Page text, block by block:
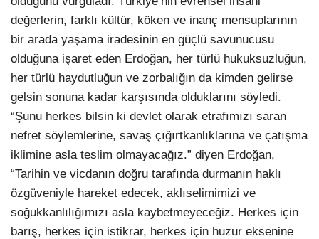
değerlerin, farklı kültür, köken ve inanç mensuplarının
bir arada yaşama iradesinin en güçlü savunucusu
olduğuna işaret eden Erdoğan, her türlü hukuksuzluğun,
her türlü haydutluğun ve zorbalığın da kimden gelirse
gelsin sonuna kadar karşısında olduklarını söyledi.
“Şunu herkes bilsin ki devlet olarak etrafımızı saran
nefret söylemlerine, savaş çığırtkanlıklarına ve çatışma
iklimine asla teslim olmayacağız.” diyen Erdoğan,
“Tarihin ve vicdanın doğru tarafında durmanın haklı
özgüveniyle hareket edecek, aklıselimimizi ve
soğukkanlılığımızı asla kaybetmeyeceğiz. Herkes için
barış, herkes için istikrar, herkes için huzur eksenine